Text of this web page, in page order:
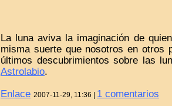
La luna aviva la imaginación de
misma suerte que nosotros en otros
últimos descubrimientos sobre las
Astrolabio.
Enlace 2007-11-29, 11:36 | 1 comentarios